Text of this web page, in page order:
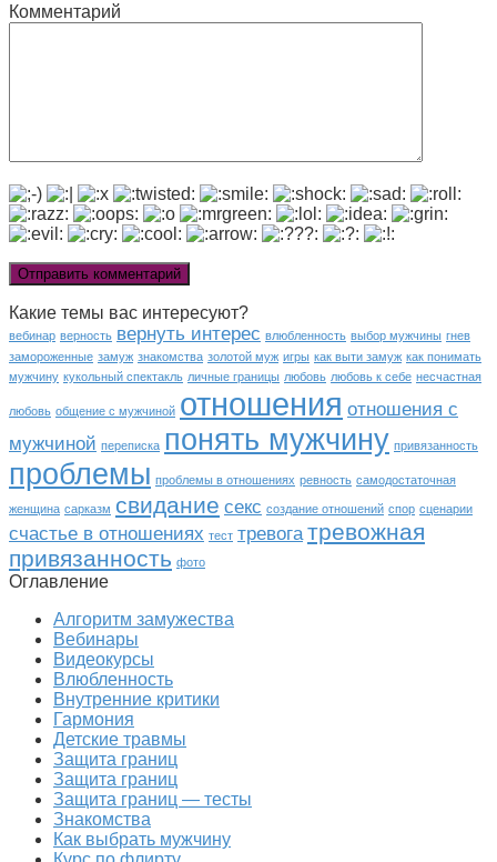
Комментарий
Какие темы вас интересуют?
вебинар верность вернуть интерес влюбленность выбор мужчины гнев
замороженные замуж знакомства золотой муж игры как выти замуж как понимать
мужчину кукольный спектакль личные границы любовь любовь к себе несчастная
любовь общение с мужчиной отношения отношения с
мужчиной переписка понять мужчину привязанность
проблемы проблемы в отношениях ревность самодостаточная
женщина сарказм свидание секс создание отношений спор сценарии
счастье в отношениях тест тревога тревожная
привязанность фото
Оглавление
Алгоритм замужества
Вебинары
Видеокурсы
Влюбленность
Внутренние критики
Гармония
Детские травмы
Защита границ
Защита границ
Защита границ — тесты
Знакомства
Как выбрать мужчину